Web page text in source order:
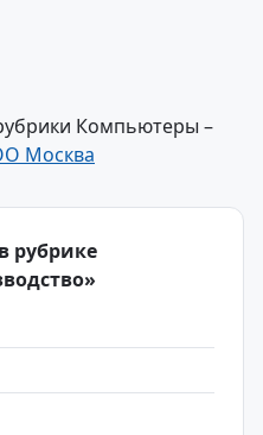
Компьютеры –
Москва
рубрике